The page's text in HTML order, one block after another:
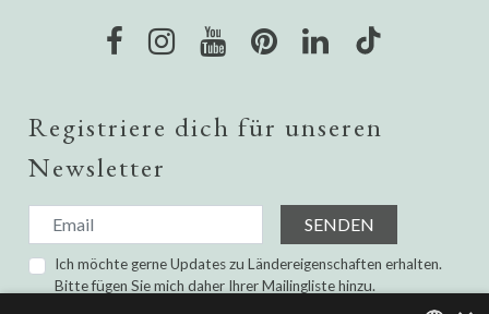
Registriere dich für unseren
Newsletter
SENDEN
Ich möchte gerne Updates zu Ländereigenschaften erhalten.
Bitte fügen Sie mich daher Ihrer Mailingliste hinzu.